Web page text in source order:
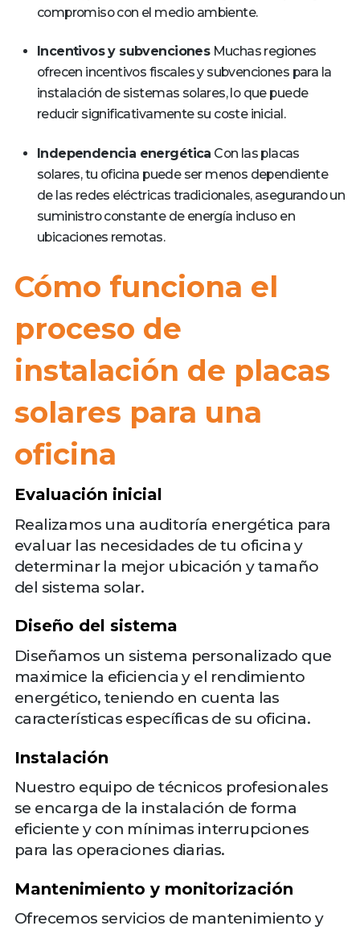
compromiso con el medio ambiente.
Incentivos y subvencionesMuchas regiones
ofrecen incentivos fiscales y subvenciones para la
instalación de sistemas solares, lo que puede
reducir significativamente su coste inicial.
Independencia energética Con las placas
solares, tu oficina puede ser menos dependiente
de las redes eléctricas tradicionales, asegurando un
suministro constante de energía incluso en
ubicaciones remotas.
Cómo funciona el
proceso de
instalación de placas
solares para una
oficina
Evaluación inicial
Realizamos una auditoría energética para
evaluar las necesidades de tu oficina y
determinar la mejor ubicación y tamaño
del sistema solar.
Diseño del sistema
Diseñamos un sistema personalizado que
maximice la eficiencia y el rendimiento
energético, teniendo en cuenta las
características específicas de su oficina.
Instalación
Nuestro equipo de técnicos profesionales
se encarga de la instalación de forma
eficiente y con mínimas interrupciones
para las operaciones diarias.
Mantenimiento y monitorización
Ofrecemos servicios de mantenimiento y